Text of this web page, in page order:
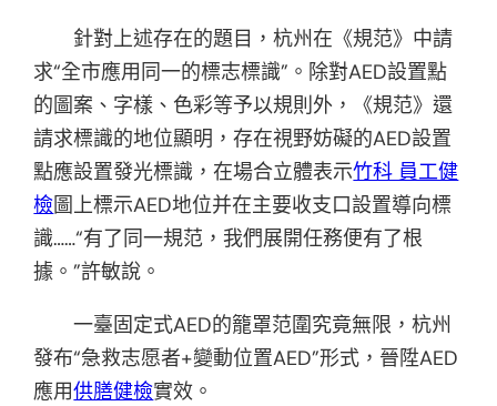
針對上述存在的題目，杭州在《規范》中請
求“全市應用同一的標志標識”。除對AED設置點
的圖案、字樣、色彩等予以規則外，《規范》還
請求標識的地位顯明，存在視野妨礙的AED設置
點應設置發光標識，在場合立體表示竹科 員工健
檢圖上標示AED地位并在主要收支口設置導向標
識……“有了同一規范，我們展開任務便有了根
據。”許敏說。
一臺固定式AED的籠罩范圍究竟無限，杭州
發布“急救志愿者+變動位置AED”形式，晉陞AED
應用供膳健檢實效。